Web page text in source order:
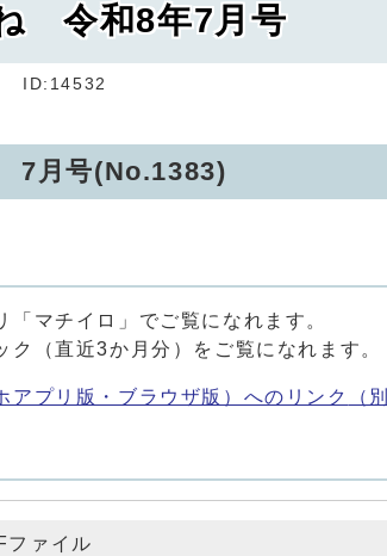
令和8年7月号
ID:14532
7月号(No.1383)
「マチイロ」でご覧になれます。
ク（直近3か月分）をご覧になれます。
アプリ版・ブラウザ版）へのリンク （
ファイル